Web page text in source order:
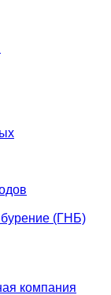
бурение (ГНБ)
компания